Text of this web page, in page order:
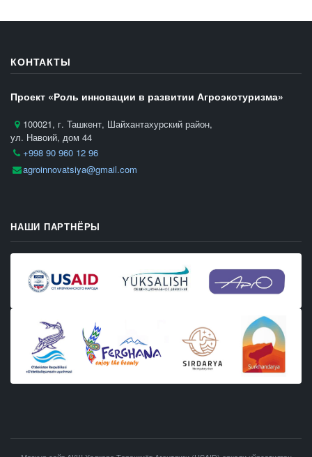
КОНТАКТЫ
Проект «Роль инновации в развитии Агроэкотуризма»
100021, г. Ташкент, Шайхантахурский район,
ул. Навоий, дом 44
+998 90 960 12 96
agroinnovatsiya@gmail.com
НАШИ ПАРТНЁРЫ